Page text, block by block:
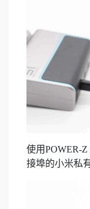
使用POWER-
接埠的小米私